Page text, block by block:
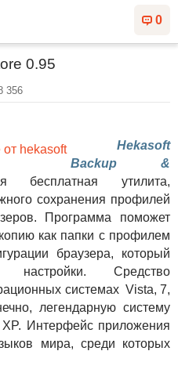
0
0.95
356
Hekasoft
Backup &
утилита,
сохранения профилей
Программа поможет
как папки с профилем
браузера, который
настройки. Средство
системах Vista, 7,
легендарную систему
Интерфейс приложения
мира, среди которых